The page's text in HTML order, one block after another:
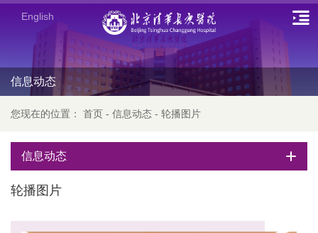
English
信息动态
您现在的位置： 首页 - 信息动态 - 轮播图片
信息动态
轮播图片